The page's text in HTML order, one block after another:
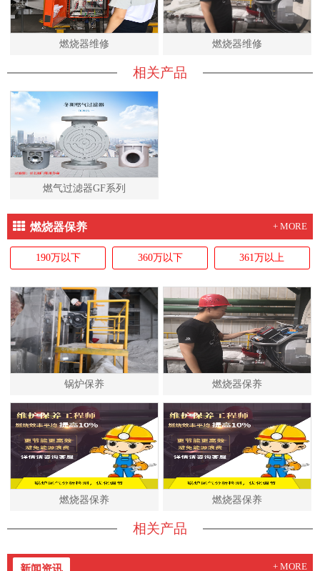
燃烧器维修 燃烧器维修
相关产品
燃气过滤器GF系列
燃烧器保养 + MORE
190万以下 360万以下 361万以上
锅炉保养 燃烧器保养
燃烧器保养 燃烧器保养
相关产品
新闻资讯 + MORE